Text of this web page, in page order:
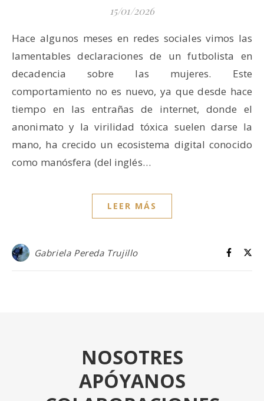
15/01/2026
Hace algunos meses en redes sociales vimos las
lamentables declaraciones de un futbolista en
decadencia sobre las mujeres. Este
comportamiento no es nuevo, ya que desde hace
tiempo en las entrañas de internet, donde el
anonimato y la virilidad tóxica suelen darse la
mano, ha crecido un ecosistema digital conocido
como manósfera (del inglés…
LEER MÁS
Gabriela Pereda Trujillo
NOSOTRES
APÓYANOS